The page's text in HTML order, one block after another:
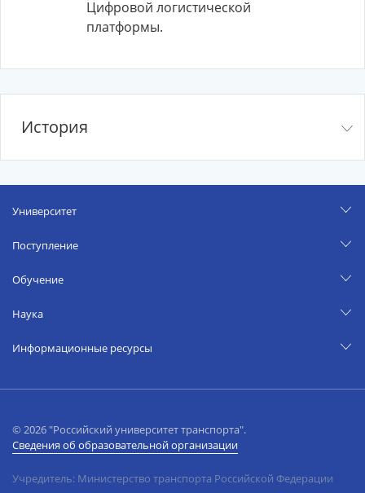
Цифровой логистической
платформы.
История
Университет
Поступление
Обучение
Наука
Информационные ресурсы
© 2026 "Российский университет транспорта".
Сведения об образовательной организации
Учредитель: Министерство транспорта Российской Федерации